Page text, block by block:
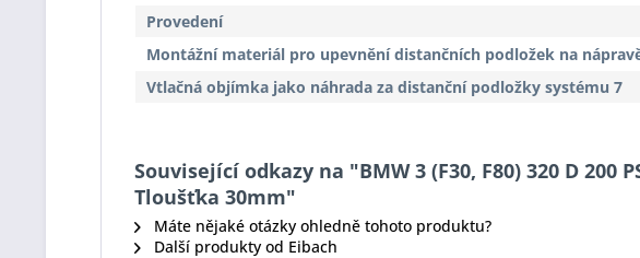
Provedení
Montážní materiál pro upevnění distančních podložek na
Vtlačná objímka jako náhrada za distanční podložky systému 7
Související odkazy na "BMW 3 (F30, F80) 320 D 200
Tloušťka 30mm"
Máte nějaké otázky ohledně tohoto produktu?
Další produkty od Eibach